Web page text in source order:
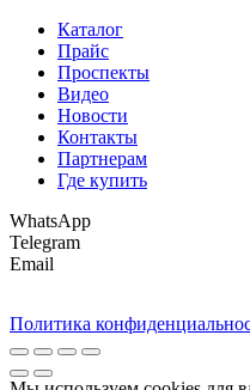
Каталог
Прайс
Проспекты
Видео
Новости
Контакты
Партнерам
Где купить
WhatsApp
Telegram
Email
Политика